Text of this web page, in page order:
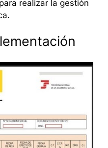
realizar la gestión